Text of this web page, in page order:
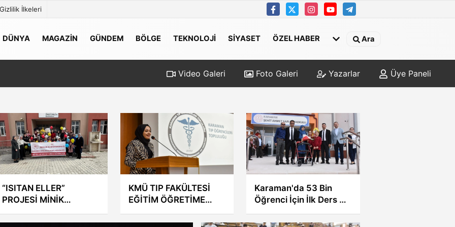
Gizlilik İlkeleri
DÜNYA MAGAZİN GÜNDEM BÖLGE TEKNOLOJİ SİYASET ÖZEL HABER Ara
Video Galeri Foto Galeri Yazarlar Üye Paneli
KMÜ YENİ MEDYA VE
FELSEFE
YÜKSEK LİSANS
Karaman’da okullarda
uyum eğitimi başladı
KMÜ’DE KAYIT
HEYECANI BAŞLADI